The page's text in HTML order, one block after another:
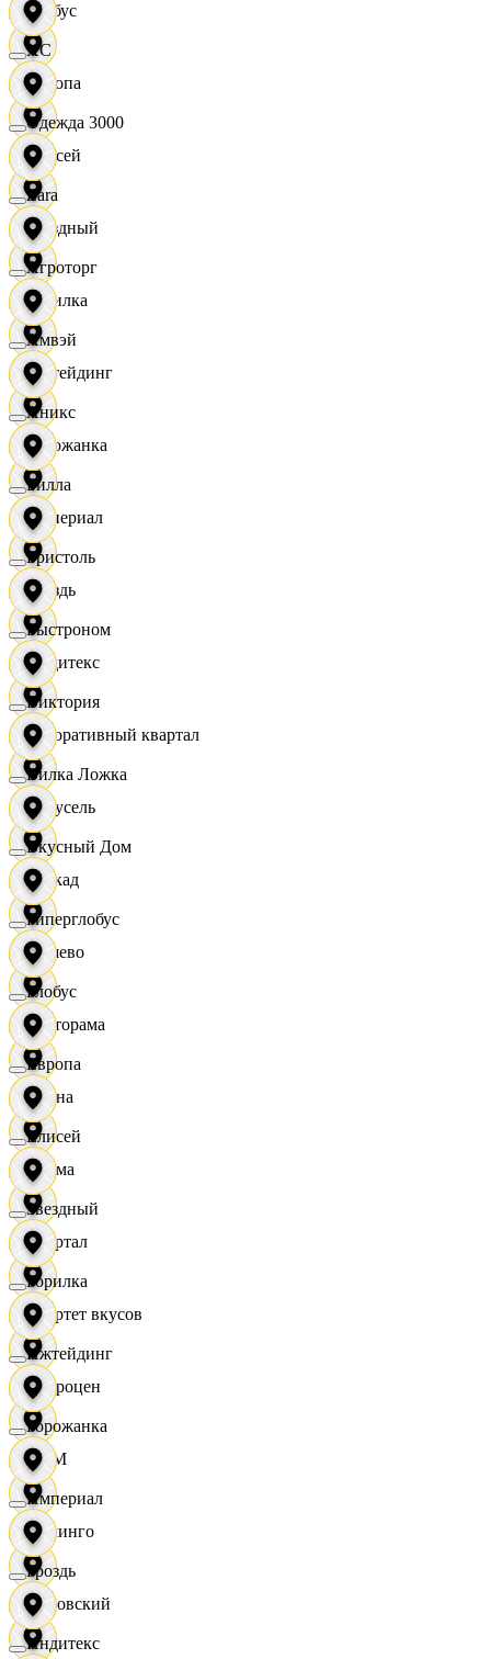
Глобус
Европа
Елисей
Звездный
Горилка
Ижтейдинг
Горожанка
Империал
Гроздь
Индитекс
Декоративный квартал
Карусель
Каскад
Дёшево
Касторама
Диана
Дисма
Квартал
Квартет вкусов
Доброцен
ДОМ
Доминго
Кировский
XC
Одежда 3000
Zara
Агроторг
Амвэй
Аникс
Билла
Бристоль
Быстроном
Виктория
Вилка Ложка
Вкусный Дом
Гиперглобус
Глобус
Европа
Елисей
Звездный
Горилка
Ижтейдинг
Горожанка
Империал
Гроздь
Индитекс